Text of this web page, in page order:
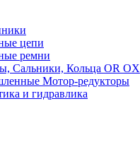
цепи
ремни
Сальники, Кольца OR OX
Мотор-редукторы
и гидравлика